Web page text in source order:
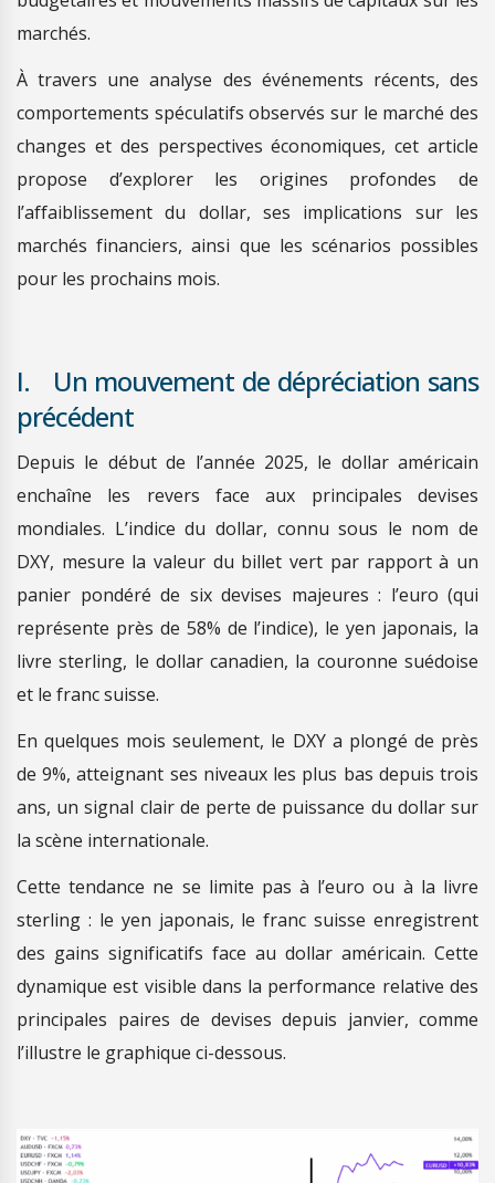
marchés.
À travers une analyse des événements récents, des
comportements spéculatifs observés sur le marché des
changes et des perspectives économiques, cet article
propose d’explorer les origines profondes de
l’affaiblissement du dollar, ses implications sur les
marchés financiers, ainsi que les scénarios possibles
pour les prochains mois.
I. Un mouvement de dépréciation sans
précédent
Depuis le début de l’année 2025, le dollar américain
enchaîne les revers face aux principales devises
mondiales. L’indice du dollar, connu sous le nom de
DXY, mesure la valeur du billet vert par rapport à un
panier pondéré de six devises majeures : l’euro (qui
représente près de 58% de l’indice), le yen japonais, la
livre sterling, le dollar canadien, la couronne suédoise
et le franc suisse.
En quelques mois seulement, le DXY a plongé de près
de 9%, atteignant ses niveaux les plus bas depuis trois
ans, un signal clair de perte de puissance du dollar sur
la scène internationale.
Cette tendance ne se limite pas à l’euro ou à la livre
sterling : le yen japonais, le franc suisse enregistrent
des gains significatifs face au dollar américain. Cette
dynamique est visible dans la performance relative des
principales paires de devises depuis janvier, comme
l’illustre le graphique ci-dessous.